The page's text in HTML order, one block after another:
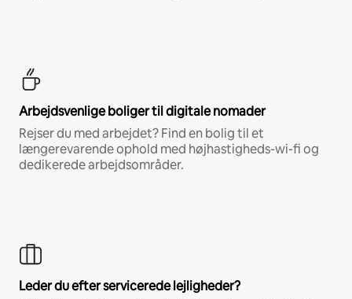
Arbejdsvenlige boliger til digitale nomader
Rejser du med arbejdet? Find en bolig til et
længerevarende ophold med højhastigheds-wi-fi og
dedikerede arbejdsområder.
Leder du efter servicerede lejligheder?